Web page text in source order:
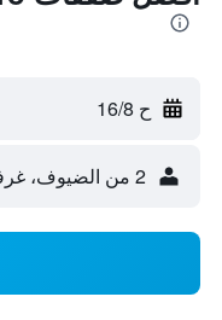
ح 16/8
2 من الضيوف، غرفة واحدة